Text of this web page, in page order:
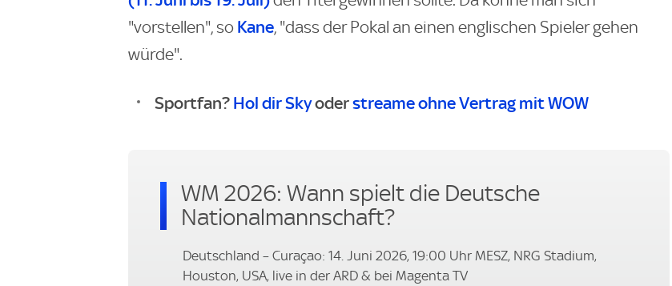
"vorstellen", so Kane, "dass der Pokal an einen englischen Spieler gehen
würde".
Sportfan? Hol dir Skyoderstreame ohne Vertrag mit WOW
WM 2026: Wann spielt die Deutsche
Nationalmannschaft?
Deutschland – Curaçao: 14. Juni 2026, 19:00 Uhr MESZ, NRG Stadium,
Houston, USA, live in der ARD & bei Magenta TV